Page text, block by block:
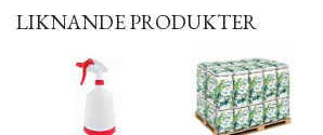
LIKNANDE PRODUKTER